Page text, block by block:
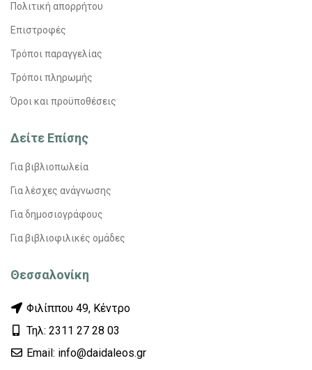
Πολιτική απορρήτου
Επιστροφές
Τρόποι παραγγελίας
Τρόποι πληρωμής
Όροι και προϋποθέσεις
Δείτε Επίσης
Για βιβλιοπωλεία
Για λέσχες ανάγνωσης
Για δημοσιογράφους
Για βιβλιοφιλικές ομάδες
Θεσσαλονίκη
Φιλίππου 49, Κέντρο
Τηλ: 2311 27 28 03
Εmail: info@daidaleos.gr